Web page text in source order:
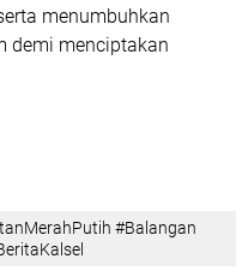
menumbuhkan
demi menciptakan
#Balangan